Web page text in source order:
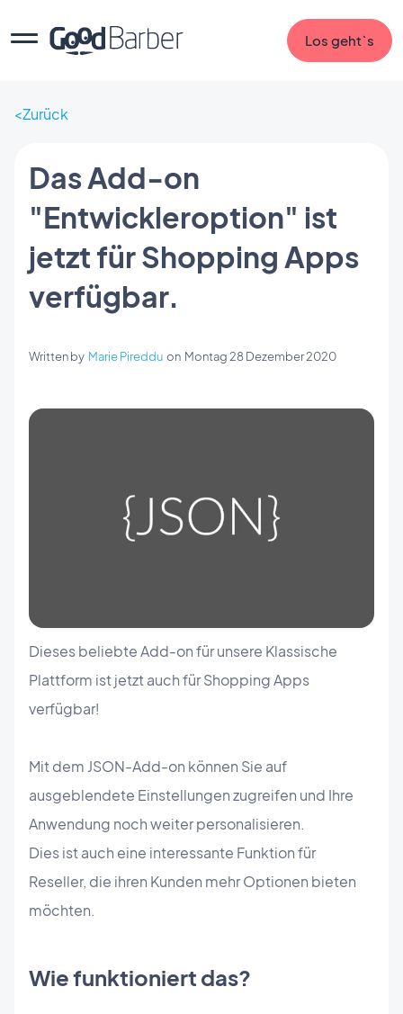
Los geht`s
Zurück
Das Add-on
"Entwickleroption" ist
jetzt für Shopping Apps
verfügbar.
Written by Marie Pireddu on Montag 28 Dezember 2020
Dieses beliebte Add-on für unsere Klassische
Plattform ist jetzt auch für Shopping Apps
verfügbar!
Mit dem JSON-Add-on können Sie auf
ausgeblendete Einstellungen zugreifen und Ihre
Anwendung noch weiter personalisieren.
Dies ist auch eine interessante Funktion für
Reseller, die ihren Kunden mehr Optionen bieten
möchten.
Wie funktioniert das?